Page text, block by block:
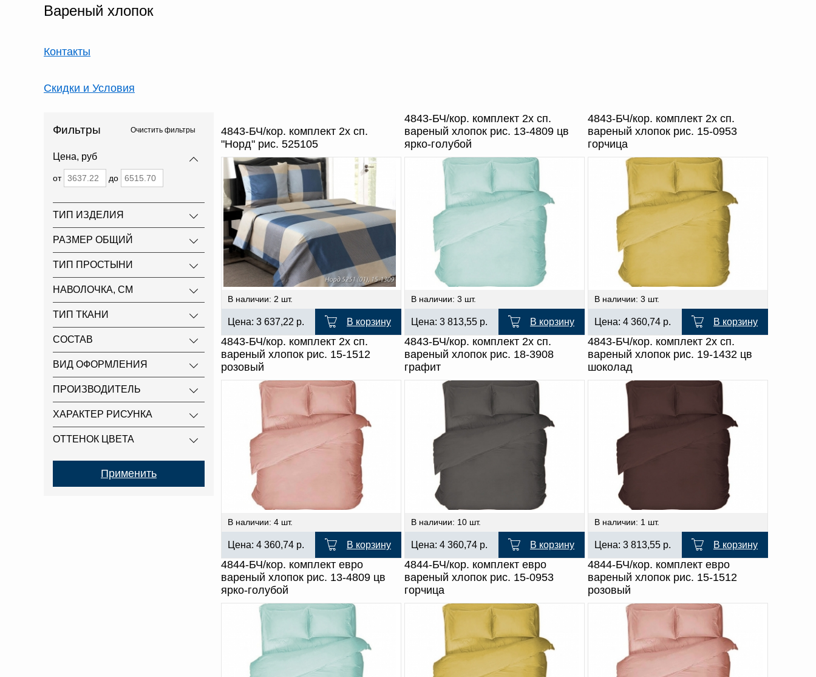
Вареный хлопок
Контакты
Скидки и Условия
Фильтры Очистить фильтры
Цена, руб
от до
ТИП ИЗДЕЛИЯ
РАЗМЕР ОБЩИЙ
ТИП ПРОСТЫНИ
НАВОЛОЧКА, СМ
ТИП ТКАНИ
СОСТАВ
ВИД ОФОРМЛЕНИЯ
ПРОИЗВОДИТЕЛЬ
ХАРАКТЕР РИСУНКА
ОТТЕНОК ЦВЕТА
4843-БЧ/кор. комплект 2х сп.
"Норд" рис. 525105
В наличии: 2 шт.
Цена: 3 637,22 р. В корзину
4843-БЧ/кор. комплект 2х сп.
вареный хлопок рис. 13-4809 цв
ярко-голубой
В наличии: 3 шт.
Цена: 3 813,55 р. В корзину
4843-БЧ/кор. комплект 2х сп.
вареный хлопок рис. 15-0953
горчица
В наличии: 3 шт.
Цена: 4 360,74 р. В корзину
4843-БЧ/кор. комплект 2х сп.
вареный хлопок рис. 15-1512
розовый
В наличии: 4 шт.
Цена: 4 360,74 р. В корзину
4843-БЧ/кор. комплект 2х сп.
вареный хлопок рис. 18-3908
графит
В наличии: 10 шт.
Цена: 4 360,74 р. В корзину
4843-БЧ/кор. комплект 2х сп.
вареный хлопок рис. 19-1432 цв
шоколад
В наличии: 1 шт.
Цена: 3 813,55 р. В корзину
4844-БЧ/кор. комплект евро
вареный хлопок рис. 13-4809 цв
ярко-голубой
4844-БЧ/кор. комплект евро
вареный хлопок рис. 15-0953
горчица
4844-БЧ/кор. комплект евро
вареный хлопок рис. 15-1512
розовый